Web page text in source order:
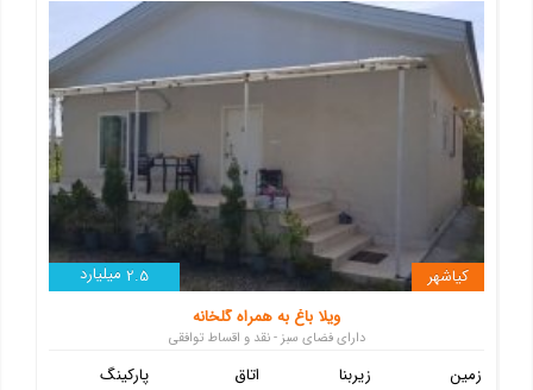
2.5 میلیارد
کیاشهر
ویلا باغ به همراه گلخانه
دارای فضای سبز - نقد و اقساط توافقی
پارکینگ
اتاق
زیربنا
زمین